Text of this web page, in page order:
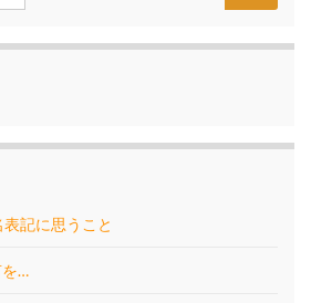
記に思うこと
を…